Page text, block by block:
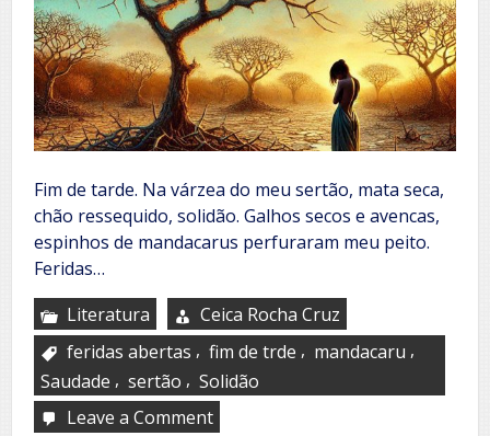
Fim de tarde. Na várzea do meu sertão, mata seca,
chão ressequido, solidão. Galhos secos e avencas,
espinhos de mandacarus perfuraram meu peito.
Feridas…
Literatura
Ceica Rocha Cruz
feridas abertas , fim de trde , mandacaru ,
Saudade , sertão , Solidão
Leave a Commenton